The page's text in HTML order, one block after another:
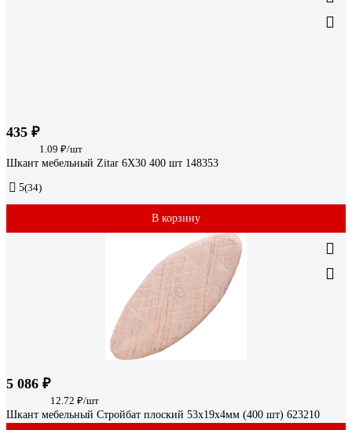
435 ₽
1.09 ₽/шт
Шкант мебельный Zitar 6Х30 400 шт 148353
5(34)
В корзину
5 086 ₽
12.72 ₽/шт
Шкант мебельный Стройбат плоский 53x19x4мм (400 шт) 623210